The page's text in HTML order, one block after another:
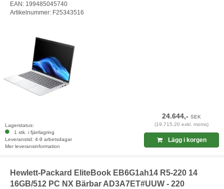
EAN: 199485045740
Artikelnummer: F25343516
Lagerstatus:
1 stk. i fjärrlagring
Leveranstid: 4-9 arbetsdagar
Mer leveransinformation
24.644,-SEK
(19.715,20 exkl. moms)
Lägg i korgen
Hewlett-Packard EliteBook EB6G1ah14 R5-220 14
16GB/512 PC NX Bärbar AD3A7ET#UUW - 220